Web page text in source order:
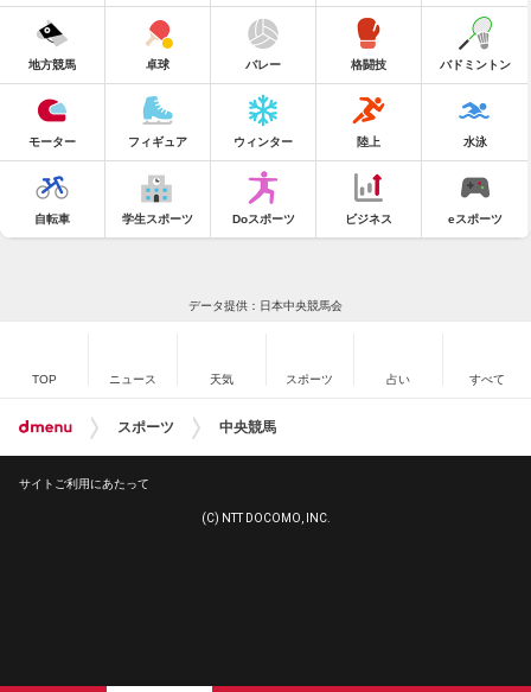
地方競馬 卓球 バレー 格闘技 バドミントン
モーター フィギュア ウィンター 陸上 水泳
自転車 学生スポーツ Doスポーツ ビジネス eスポーツ
データ提供：日本中央競馬会
TOP ニュース 天気 スポーツ 占い すべて
スポーツ 中央競馬
サイトご利用にあたって
(C) NTT DOCOMO, INC.